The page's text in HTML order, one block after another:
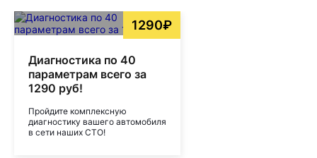
1290₽
Диагностика по 40
параметрам всего за
1290 руб!
Пройдите комплексную
диагностику вашего автомобиля
в сети наших СТО!